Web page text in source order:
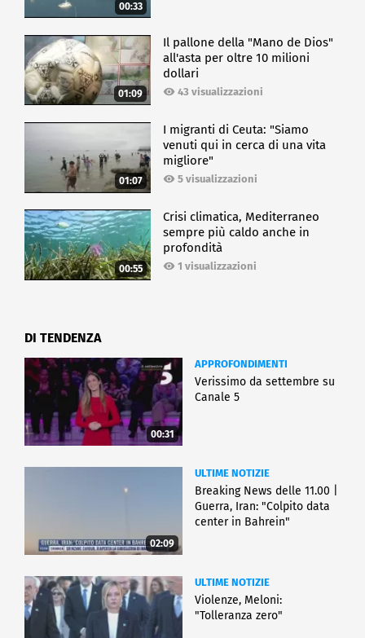
00:33
01:09
Il pallone della "Mano de Dios"
all'asta per oltre 10 milioni
dollari
43 visualizzazioni
01:07
I migranti di Ceuta: "Siamo
venuti qui in cerca di una vita
migliore"
5 visualizzazioni
00:55
Crisi climatica, Mediterraneo
sempre più caldo anche in
profondità
1 visualizzazioni
DI TENDENZA
00:31
APPROFONDIMENTI
Verissimo da settembre su
Canale 5
02:09
ULTIME NOTIZIE
Breaking News delle 11.00 |
Guerra, Iran: "Colpito data
center in Bahrein"
ULTIME NOTIZIE
Violenze, Meloni:
"Tolleranza zero"